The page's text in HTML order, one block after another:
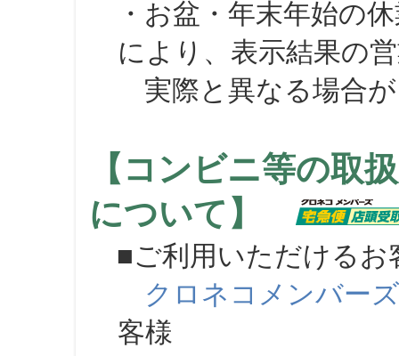
・お盆・年末年始の
により、表示結果の
実際と異なる場合が
【コンビニ等の取
について】
■ご利用いただけるお
クロネコメンバーズ
客様